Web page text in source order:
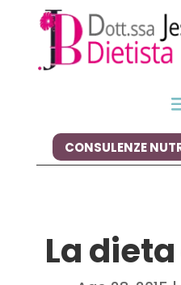
CONSULENZE
La